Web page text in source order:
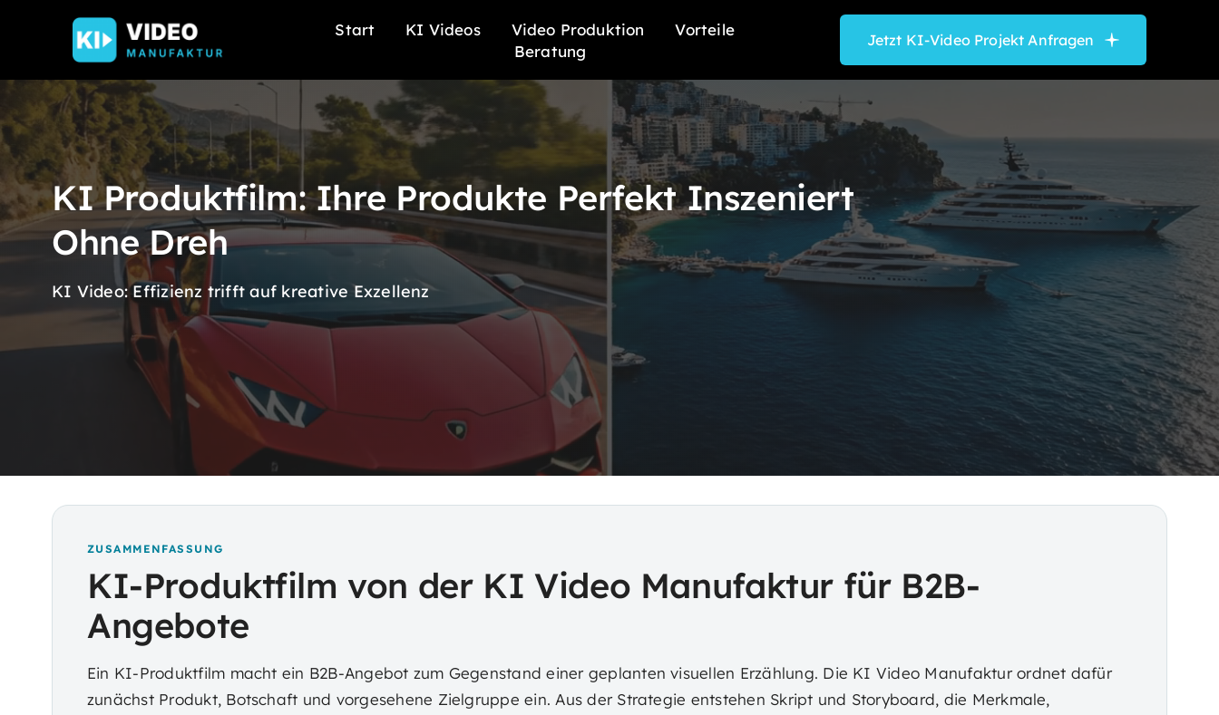
Start KI Videos Video Produktion
Vorteile
Beratung
Jetzt KI-Video Projekt Anfragen
KI Produktfilm: Ihre Produkte Perfekt Inszeniert
Ohne Dreh
KI Video: Effizienz trifft auf kreative Exzellenz
ZUSAMMENFASSUNG
KI-Produktfilm von der KI Video Manufaktur für B2B-
Angebote
Ein KI-Produktfilm macht ein B2B-Angebot zum Gegenstand einer geplanten visuellen Erzählung. Die KI Video Manufaktur ordnet dafür
zunächst Produkt, Botschaft und vorgesehene Zielgruppe ein. Aus der Strategie entstehen Skript und Storyboard, die Merkmale,